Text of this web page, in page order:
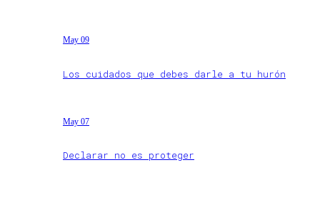
May 09
Los cuidados que debes darle a tu hurón
May 07
Declarar no es proteger